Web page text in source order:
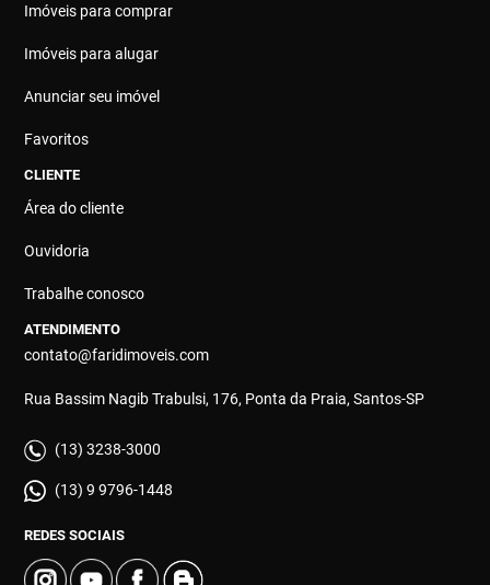
Imóveis para comprar
Imóveis para alugar
Anunciar seu imóvel
Favoritos
CLIENTE
Área do cliente
Ouvidoria
Trabalhe conosco
ATENDIMENTO
contato@faridimoveis.com
Rua Bassim Nagib Trabulsi, 176, Ponta da Praia, Santos-SP
(13) 3238-3000
(13) 9 9796-1448
REDES SOCIAIS